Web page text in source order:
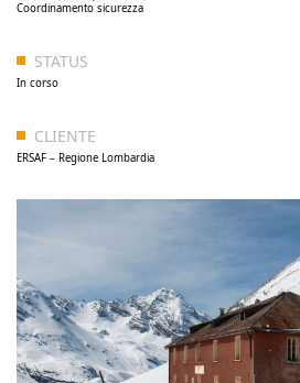
Coordinamento sicurezza
STATUS
In corso
CLIENTE
ERSAF – Regione Lombardia